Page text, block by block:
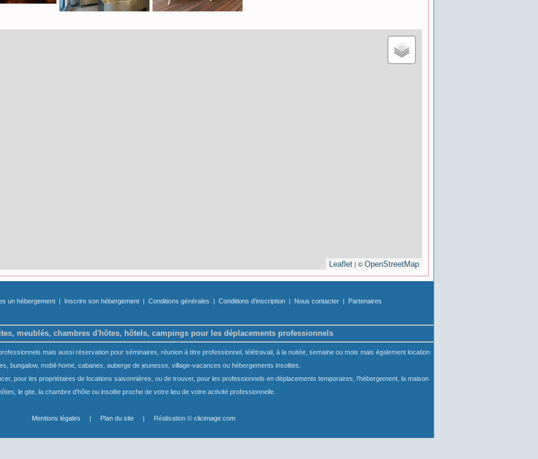
Leaflet | © OpenStreetMap
un hébergement | Inscrire son hébergement | Conditions générales | Conditions d'inscription | Nous contacter | Partenaires
meublés, chambres d'hôtes, hôtels, campings pour les déplacements professionnels
mais aussi réservation pour séminaires, réunion à titre professionnel, télétravail, à la nuitée, semaine ou mois mais également location
bungalow, mobil-home, cabanes, auberge de jeunesse, village-vacances ou hébergements insolites.
pour les propriétaires de locations saisonnières, ou de trouver, pour les professionnels en déplacements temporaires, l'hébergement, la maison
le gite, la chambre d'hôte ou insolite proche de votre lieu de votre activité professionnelle.
Mentions légales | Plan du site | Réalisation © clicimage.com